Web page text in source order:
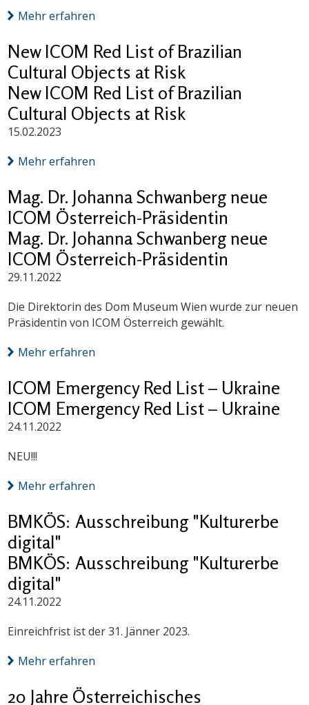
Mehr erfahren
New ICOM Red List of Brazilian
Cultural Objects at Risk
New ICOM Red List of Brazilian
Cultural Objects at Risk
15.02.2023
Mehr erfahren
Mag. Dr. Johanna Schwanberg neue
ICOM Österreich-Präsidentin
Mag. Dr. Johanna Schwanberg neue
ICOM Österreich-Präsidentin
29.11.2022
Die Direktorin des Dom Museum Wien wurde zur neuen
Präsidentin von ICOM Österreich gewählt.
Mehr erfahren
ICOM Emergency Red List – Ukraine
ICOM Emergency Red List – Ukraine
24.11.2022
NEU!!!
Mehr erfahren
BMKÖS: Ausschreibung "Kulturerbe
digital"
BMKÖS: Ausschreibung "Kulturerbe
digital"
24.11.2022
Einreichfrist ist der 31. Jänner 2023.
Mehr erfahren
20 Jahre Österreichisches